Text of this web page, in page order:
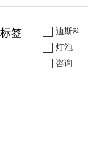
标签 迪斯科
灯泡
咨询